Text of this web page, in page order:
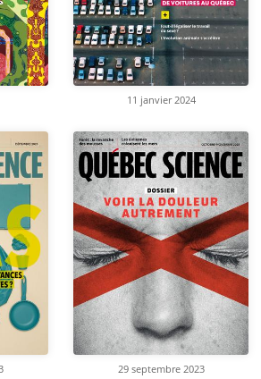
11 janvier 2024
29 septembre 2023